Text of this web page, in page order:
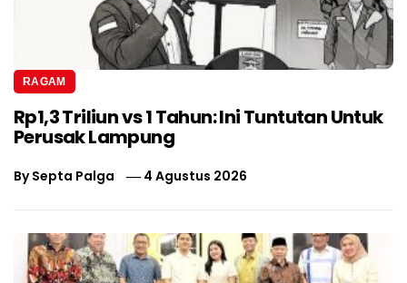
RAGAM
Rp1,3 Triliun vs 1 Tahun: Ini Tuntutan Untuk
Perusak Lampung
BySepta Palga 4 Agustus 2026